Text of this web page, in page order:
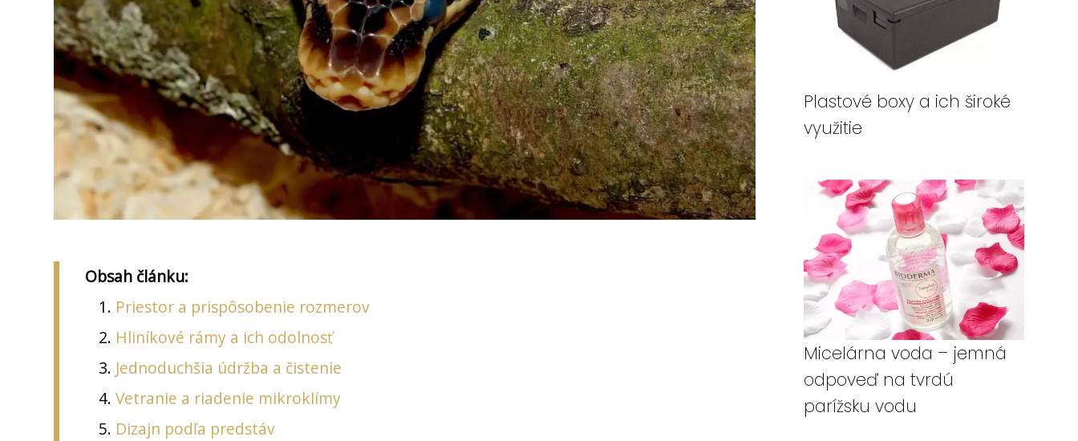
Obsah článku:
Priestor a prispôsobenie rozmerov
Hliníkové rámy a ich odolnosť
Jednoduchšia údržba a čistenie
Vetranie a riadenie mikroklímy
Dizajn podľa predstáv
Plastové boxy a ich široké
využitie
Micelárna voda – jemná
odpoveď na tvrdú
parížsku vodu